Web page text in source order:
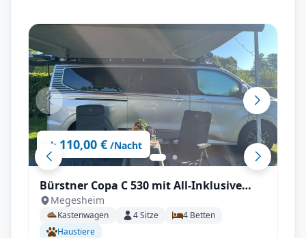
ab 110,00 € /Nacht
Bürstner Copa C 530 mit All-Inklusive
Paket, Automatikgetriebe, Aufstelldach
uvm.
Megesheim
Kastenwagen 4Sitze 4 Betten
Haustiere